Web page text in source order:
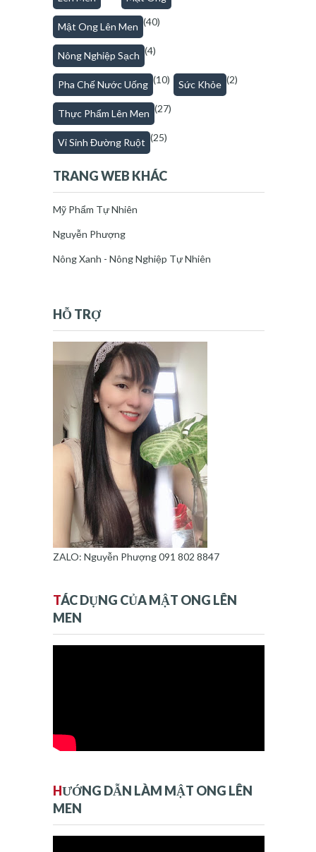
Mật Ong Lên Men (40)
Nông Nghiệp Sạch (4)
Pha Chế Nước Uống (10) Sức Khỏe (2)
Thực Phẩm Lên Men (27)
Vi Sinh Đường Ruột (25)
TRANG WEB KHÁC
Mỹ Phẩm Tự Nhiên
Nguyễn Phượng
Nông Xanh - Nông Nghiệp Tự Nhiên
HỖ TRỢ
ZALO: Nguyễn Phượng 091 802 8847
TÁC DỤNG CỦA MẬT ONG LÊN
MEN
HƯỚNG DẪN LÀM MẬT ONG LÊN
MEN